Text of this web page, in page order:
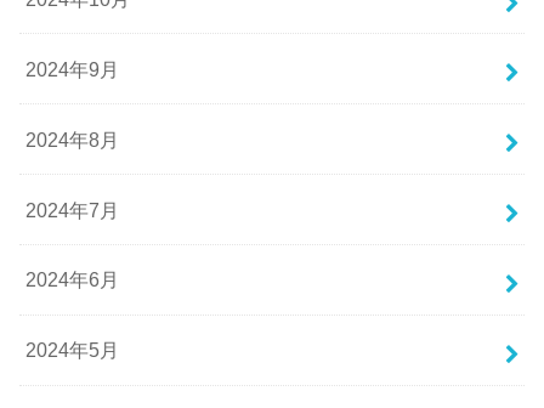
2024年9月
2024年8月
2024年7月
2024年6月
2024年5月